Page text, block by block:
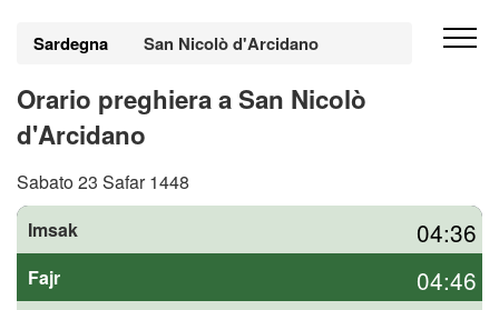
Sardegna San Nicolò d'Arcidano
Orario preghiera a San Nicolò
d'Arcidano
Sabato 23 Safar 1448
Imsak
04:36
Fajr 04:46